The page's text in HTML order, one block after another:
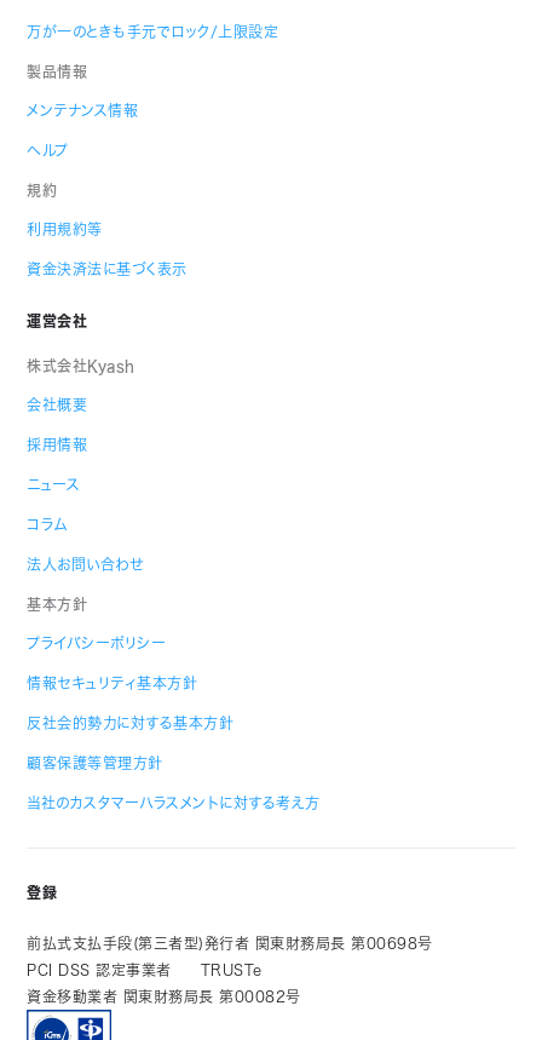
万が一のときも手元でロック/上限設定
製品情報
メンテナンス情報
ヘルプ
規約
利用規約等
資金決済法に基づく表示
運営会社
株式会社Kyash
会社概要
採用情報
ニュース
コラム
法人お問い合わせ
基本方針
プライバシーポリシー
情報セキュリティ基本方針
反社会的勢力に対する基本方針
顧客保護等管理方針
当社のカスタマーハラスメントに対する考え方
登録
前払式支払手段(第三者型)発行者 関東財務局長 第00698号
PCI DSS 認定事業者
TRUSTe
資金移動業者 関東財務局長 第00082号